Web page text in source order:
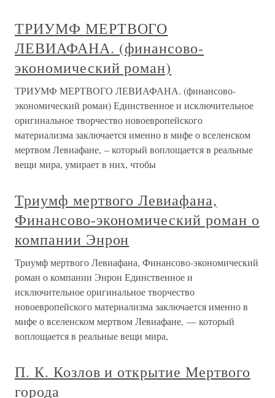
ТРИУМФ МЕРТВОГО
ЛЕВИАФАНА. (финансово-
экономический роман)
ТРИУМФ МЕРТВОГО ЛЕВИАФАНА. (финансово-
экономический роман) Единственное и исключительное
оригинальное творчество новоевропейского
материализма заключается именно в мифе о вселенском
мертвом Левиафане, – который воплощается в реальные
вещи мира, умирает в них, чтобы
Триумф мертвого Левиафана,
Финансово-экономический роман о
компании Энрон
Триумф мертвого Левиафана, Финансово-экономический
роман о компании Энрон Единственное и
исключительное оригинальное творчество
новоевропейского материализма заключается именно в
мифе о вселенском мертвом Левиафане, — который
воплощается в реальные вещи мира,
П. К. Козлов и открытие Мертвого
города